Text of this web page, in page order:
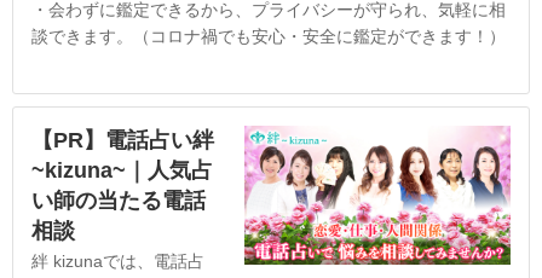
・会わずに鑑定できるから、プライバシーが守られ、気軽に相
談できます。（コロナ禍でも安心・安全に鑑定ができます！）
【PR】電話占い絆
~kizuna~｜人気占
い師の当たる電話
相談
絆 kizunaでは、電話占